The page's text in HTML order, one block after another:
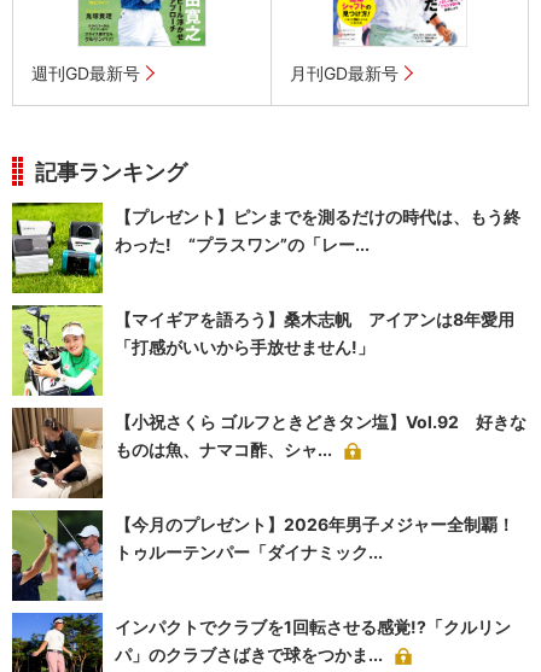
週刊GD最新号 月刊GD最新号
記事ランキング
【プレゼント】ピンまでを測るだけの時代は、もう終
わった! “プラスワン”の「レー...
【マイギアを語ろう】桑木志帆 アイアンは8年愛用
「打感がいいから手放せません!」
【小祝さくら ゴルフときどきタン塩】Vol.92 好きな
ものは魚、ナマコ酢、シャ...
【今月のプレゼント】2026年男子メジャー全制覇！
トゥルーテンパー「ダイナミック...
インパクトでクラブを1回転させる感覚!?「クルリン
パ」のクラブさばきで球をつかま...